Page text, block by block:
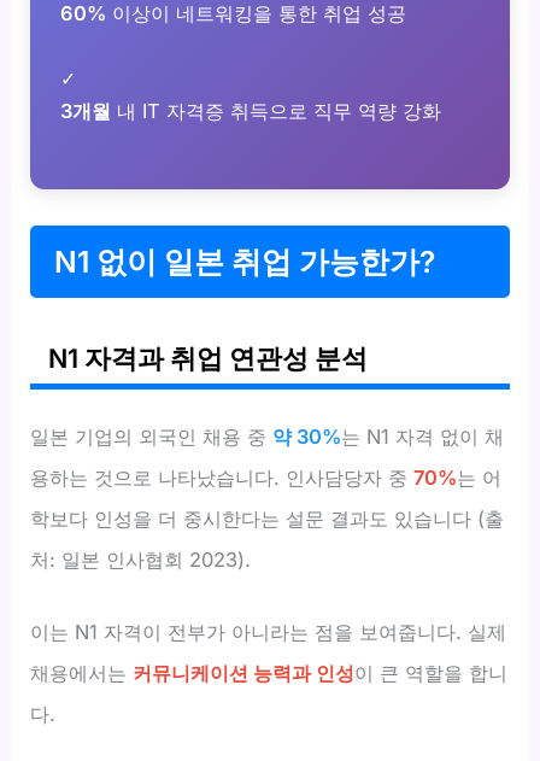
60% 이상이 네트워킹을 통한 취업 성공
✓
3개월 내 IT 자격증 취득으로 직무 역량 강화
N1 없이 일본 취업 가능한가?
N1 자격과 취업 연관성 분석
일본 기업의 외국인 채용 중 약 30%는 N1 자격 없이 채
용하는 것으로 나타났습니다. 인사담당자 중70%는 어
학보다 인성을 더 중시한다는 설문 결과도 있습니다 (출
처: 일본 인사협회 2023).
이는 N1 자격이 전부가 아니라는 점을 보여줍니다. 실제
채용에서는 커뮤니케이션 능력과 인성이 큰 역할을 합니
다.